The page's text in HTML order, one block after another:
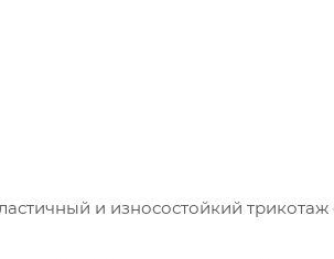
и износостойкий трикотаж